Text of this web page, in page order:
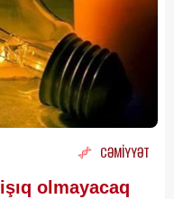
CƏMİYYƏT
işıq olmayacaq